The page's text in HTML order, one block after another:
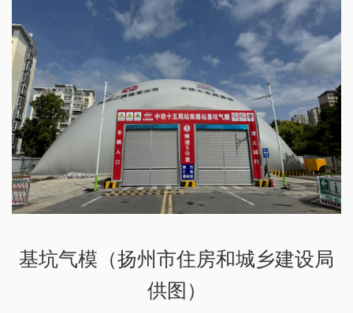
基坑气模（扬州市住房和城乡建设局
供图）